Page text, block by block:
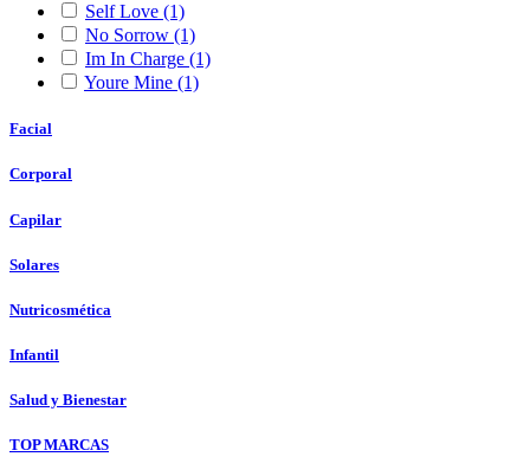
Self Love (1)
No Sorrow (1)
Im In Charge (1)
Youre Mine (1)
Facial
Corporal
Capilar
Solares
Nutricosmética
Infantil
Salud y Bienestar
TOP MARCAS